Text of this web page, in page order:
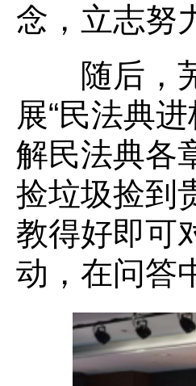
念，立志努
随后，芜
展“民法典
解民法典各
捡垃圾捡到
教得好即可
动，在问答